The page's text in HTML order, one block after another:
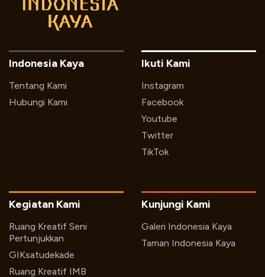
Indonesia Kaya
Tentang Kami
Hubungi Kami
Ikuti Kami
Instagram
Facebook
Youtube
Twitter
TikTok
Kegiatan Kami
Ruang Kreatif Seni
Pertunjukkan
GIKsatudekade
Ruang Kreatif IMB
Kunjungi Kami
Galeri Indonesia Kaya
Taman Indonesia Kaya